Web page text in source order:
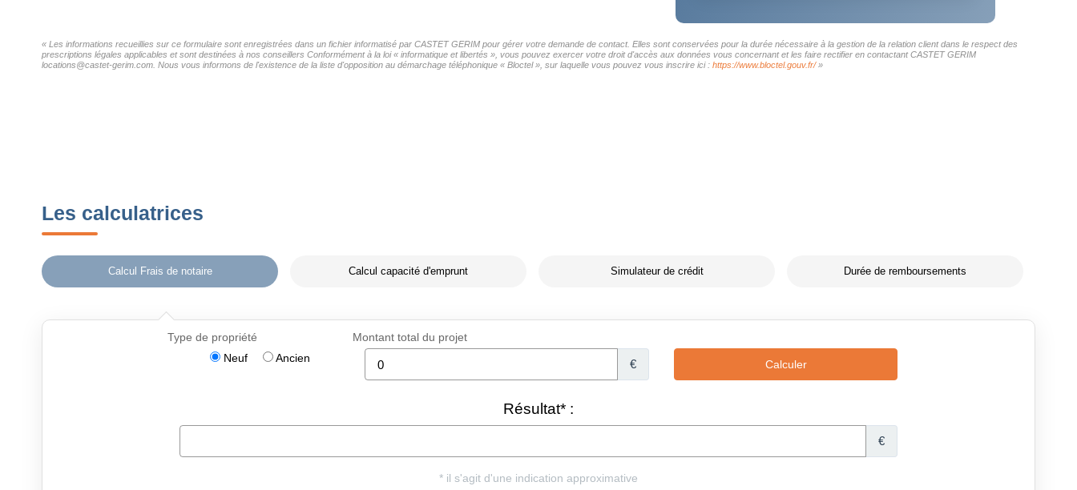
« Les informations recueillies sur ce formulaire sont enregistrées dans un fichier informatisé par CASTET GERIM pour gérer votre demande de contact. Elles sont conservées pour la durée nécessaire à la gestion de la relation client dans le respect des
prescriptions légales applicables et sont destinées à nos conseillers Conformément à la loi « informatique et libertés », vous pouvez exercer votre droit d'accès aux données vous concernant et les faire rectifier en contactant CASTET GERIM
locations@castet-gerim.com. Nous vous informons de l'existence de la liste d'opposition au démarchage téléphonique « Bloctel », sur laquelle vous pouvez vous inscrire ici : https://www.bloctel.gouv.fr/»
Les calculatrices
Calcul Frais de notaire Calcul capacité d'emprunt Simulateur de crédit Durée de remboursements